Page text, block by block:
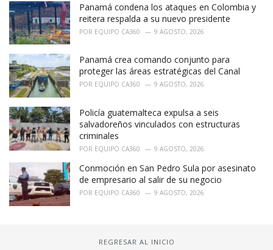
Panamá condena los ataques en Colombia y
reitera respalda a su nuevo presidente
POR EQUIPO CA360 9 AGOSTO, 2026
Panamá crea comando conjunto para
proteger las áreas estratégicas del Canal
POR EQUIPO CA360 9 AGOSTO, 2026
Policía guatemalteca expulsa a seis
salvadoreños vinculados con estructuras
criminales
POR EQUIPO CA360 9 AGOSTO, 2026
Conmoción en San Pedro Sula por asesinato
de empresario al salir de su negocio
POR EQUIPO CA360 9 AGOSTO, 2026
REGRESAR AL INICIO